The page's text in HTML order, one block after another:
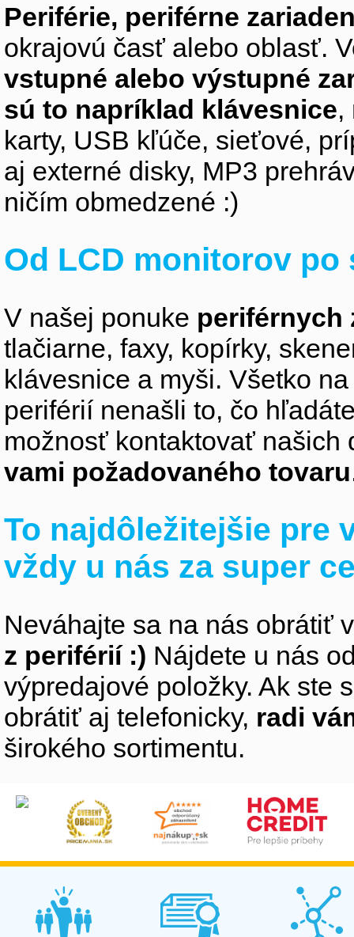
Periférie, periférne
okrajovú časť alebo oblasť.
vstupné alebo výstupné
sú to napríklad klávesnice,
karty, USB kľúče, sieťové,
aj externé disky, MP3
ničím obmedzené :)
Od LCD monitorov
V našej ponuke periférnych
tlačiarne, faxy, kopírky,
klávesnice a myši. Všetko
periférií nenašli to, čo
možnosť kontaktovať
vami požadovaného tovaru
To najdôležitejšie pre
vždy u nás za super
Neváhajte sa na nás obrátiť
z periférií :) Nájdete u nás
výpredajové položky. Ak ste
obrátiť aj telefonicky, radi
širokého sortimentu.